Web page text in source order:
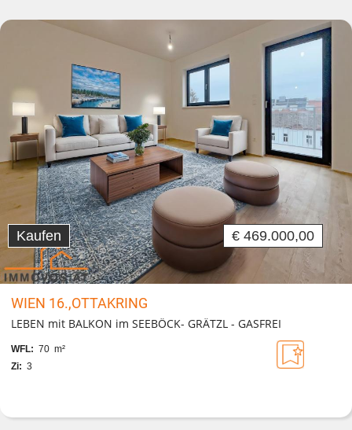
Kaufen € 469.000,00
WIEN 16.,OTTAKRING
LEBEN mit BALKON im SEEBÖCK- GRÄTZL - GASFREI
WFL: 70 m²
Zi: 3